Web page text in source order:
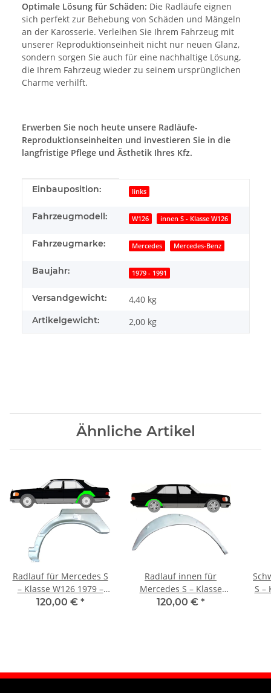
Optimale Lösung für Schäden: Die Radläufe eignen
sich perfekt zur Behebung von Schäden und Mängeln
an der Karosserie. Verleihen Sie Ihrem Fahrzeug mit
unserer Reproduktionseinheit nicht nur neuen Glanz,
sondern sorgen Sie auch für eine nachhaltige Lösung,
die Ihrem Fahrzeug wieder zu seinem ursprünglichen
Charme verhilft.
Erwerben Sie noch heute unsere Radläufe-
Reproduktionseinheiten und investieren Sie in die
langfristige Pflege und Ästhetik Ihres Kfz.
Produkteigenschaft
Wert
Einbauposition: links
Fahrzeugmodell: W126 innen S - Klasse W126
Fahrzeugmarke: Mercedes Mercedes-Benz
Baujahr: 1979 - 1991
Versandgewicht: 4,40 kg
Artikelgewicht: 2,00 kg
Ähnliche Artikel
Radlauf für Mercedes S
– Klasse W126 1979 –
1991 links
120,00 € *
Radlauf innen für
Mercedes S – Klasse
W126 1979 – 1991 rechts
120,00 € *
S –